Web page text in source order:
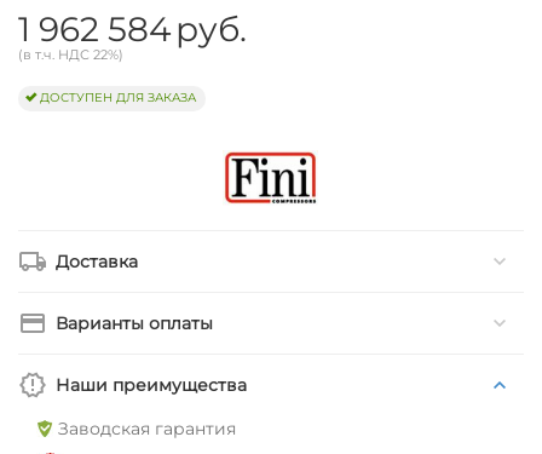
1 962 584руб.
(в т.ч. НДС 22%)
ДОСТУПЕН ДЛЯ ЗАКАЗА
Доставка
Варианты оплаты
Наши преимущества
Заводская гарантия